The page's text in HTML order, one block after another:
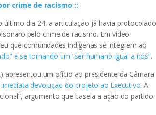
crime de racismo ::
dia 24, a articulação já havia protocolado
pelo crime de racismo. Em vídeo
que comunidades indígenas se integrem ao
e se tornando um “ser humano igual a nós”.
apresentou um ofício ao presidente da Câmara
devolução do projeto ao Executivo. A
argumento que baseia a ação do partido.